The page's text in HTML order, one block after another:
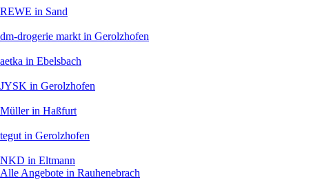
REWE in Sand
dm-drogerie markt in Gerolzhofen
aetka in Ebelsbach
JYSK in Gerolzhofen
Müllerin Haßfurt
tegut in Gerolzhofen
NKD in Eltmann
Alle Angebote in Rauhenebrach